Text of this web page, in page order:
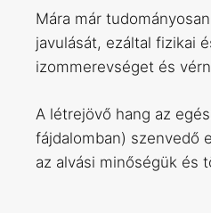
Mára már
javulását, ezáltal fizikai
izommerevséget és
A létrejövő hang az
fájdalomban) szenvedő
az alvási minőségük és